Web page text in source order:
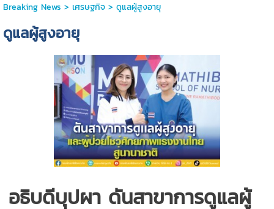
Breaking News > เศรษฐกิจ> ดูแลผู้สูงอายุ
ดูแลผู้สูงอายุ
อธิบดีบุปผา ดันสาขาการดูแลผู้